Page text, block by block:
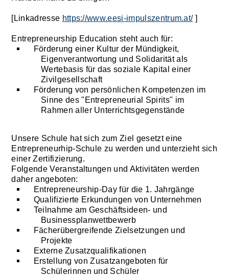
[Linkadresse https://www.eesi-impulszentrum.at/]
Entrepreneurship Education steht auch für:
Förderung einer Kultur der Mündigkeit,
Eigenverantwortung und Solidarität als
Wertebasis für das soziale Kapital einer
Zivilgesellschaft
Förderung von persönlichen Kompetenzen im
Sinne des "Entrepreneurial Spirits" im
Rahmen aller Unterrichtsgegenstände
Unsere Schule hat sich zum Ziel gesetzt eine
Entrepreneurhip-Schule zu werden und unterzieht sich
einer Zertifizierung.
Folgende Veranstaltungen und Aktivitäten werden
daher angeboten:
Entrepreneurship-Day für die 1. Jahrgänge
Qualifizierte Erkundungen von Unternehmen
Teilnahme am Geschäftsideen- und
Businessplanwettbewerb
Fächerübergreifende Zielsetzungen und
Projekte
Externe Zusatzqualifikationen
Erstellung von Zusatzangeboten für
Schülerinnen und Schüler